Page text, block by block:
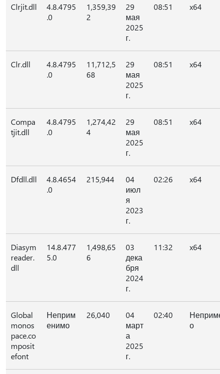
Clrjit.dll
4.8.4795
.0
1,359,39
2
29
мая
2025
г.
08:51 x64
Clr.dll
4.8.4795
.0
11,712,5
68
29
мая
2025
г.
08:51 x64
Compa
tjit.dll
4.8.4795
.0
1,274,42
4
29
мая
2025
г.
08:51 x64
Dfdll.dll
4.8.4654
.0
215,944
04
июл
я
2023
г.
02:26 x64
Diasym
reader.
dll
14.8.477
5.0
1,498,65
6
03
дека
бря
2024
г.
11:32 x64
Global
monos
pace.co
mposit
efont
Неприм
енимо
26,040
04
март
а
2025
г.
02:40
о